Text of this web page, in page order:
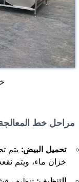
مراحل خط
تحميل البيض: يتم
خزان ماء، ويتم